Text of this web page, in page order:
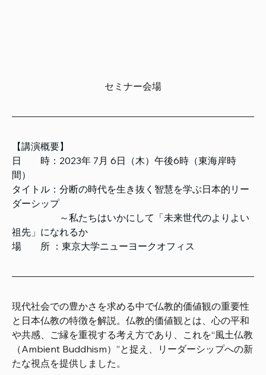
セミナー会場
【講演概要】
日　　時：2023年 7月 6日（木）午後6時（東海岸時
間）
タイトル：分断の時代を生き抜く智慧を学ぶ日本的リー
ダーシップ
～私たちはいかにして「未来世代のよりよい
祖先」になれるか
場　　所 ：東京大学ニューヨークオフィス
現代社会での豊かさを求める中で仏教的価値観の重要性
と日本仏教の特徴を解説。仏教的価値観とは、心の平和
や共感、ご縁を重視する考え方であり、これを“風土仏教
（Ambient Buddhism）”と捉え、リーダーシップへの新
たな視点を提供しました。